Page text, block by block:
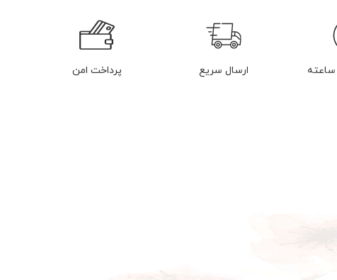
ارسال سریع پرداخت امن